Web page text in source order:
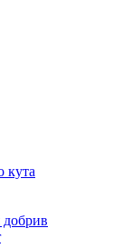
кута
добрив